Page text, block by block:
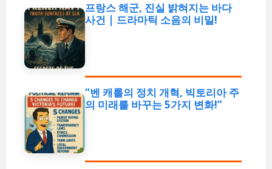
프랑스 해군, 진실 밝혀지는 바다
사건 | 드라마틱 소음의 비밀!
“벤 캐롤의 정치 개혁, 빅토리아 주
의 미래를 바꾸는 5가지 변화!”